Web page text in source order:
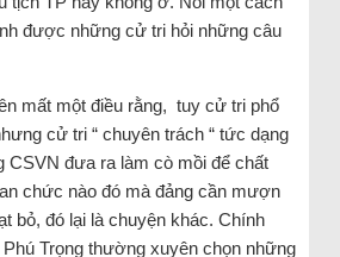
được những cử tri hỏi những câu
mất một điều rằng, tuy cử tri phổ
cử tri “ chuyên trách “ tức dạng
CSVN đưa ra làm cò mồi để chất
chức nào đó mà đảng cần mượn
bỏ, đó lại là chuyện khác. Chính
Trọng thường xuyên chọn những